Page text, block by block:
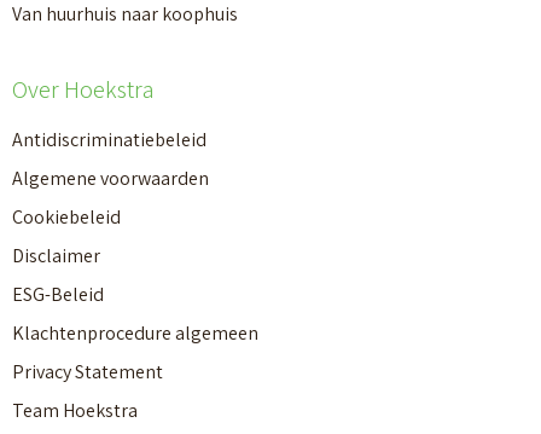
Van huurhuis naar koophuis
Over Hoekstra
Antidiscriminatiebeleid
Algemene voorwaarden
Cookiebeleid
Disclaimer
ESG-Beleid
Klachtenprocedure algemeen
Privacy Statement
Team Hoekstra